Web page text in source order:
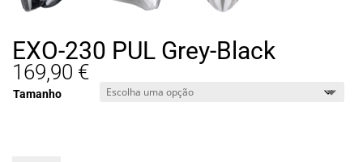
EXO-230 PUL Grey-Black
169,90 €
Tamanho